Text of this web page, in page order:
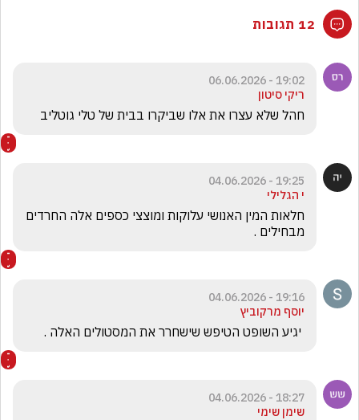
12 תגובות
19:02 - 06.06.2026
ריקי סיטון
חהל שלא עצרו את אלו שביקרו בבית של טלי גוטליב
19:25 - 04.06.2026
י הגלילי
מבחילים .
19:16 - 04.06.2026
יוסף מרקוביץ
18:27 - 04.06.2026
שימן שימי